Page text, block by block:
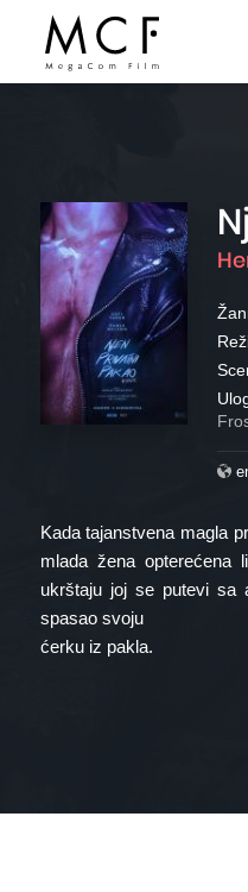
Kada tajanstvena magla
mlada žena
ukrštaju joj se putevi sa
spasao svoju
ćerku iz pakla.